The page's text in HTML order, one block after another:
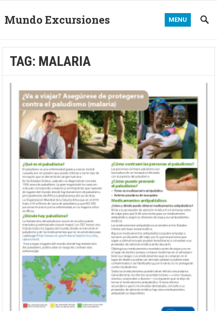
Mundo Excursiones MENU
TAG: MALARIA